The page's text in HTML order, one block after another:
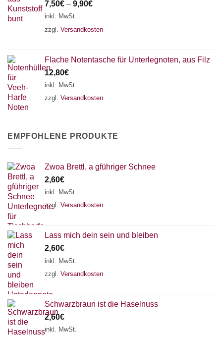
7,50€ – 9,90€
inkl. MwSt.
zzgl. Versandkosten
Flache Notentasche für Unterlegnoten, aus Filz
12,80€
inkl. MwSt.
zzgl. Versandkosten
EMPFOHLENE PRODUKTE
Zwoa Brettl, a gführiger Schnee
2,60€
inkl. MwSt.
zzgl. Versandkosten
Lass mich dein sein und bleiben
2,60€
inkl. MwSt.
zzgl. Versandkosten
Schwarzbraun ist die Haselnuss
2,60€
inkl. MwSt.